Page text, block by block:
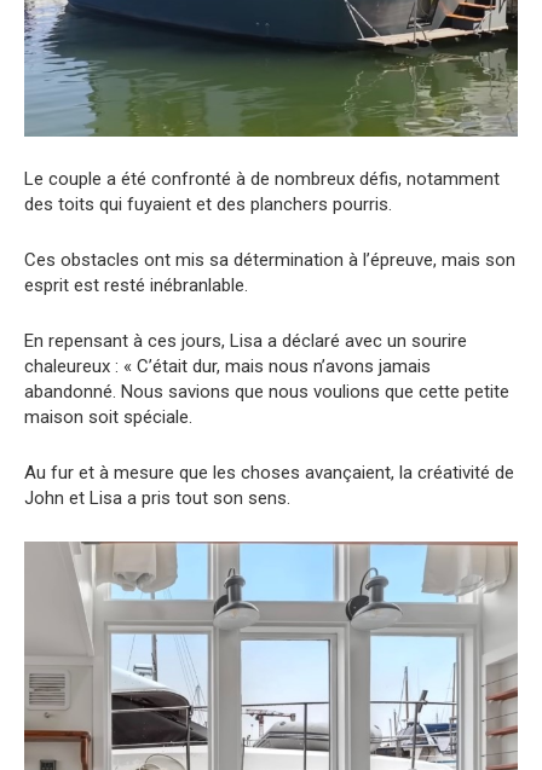
Le couple a été confronté à de nombreux défis, notamment
des toits qui fuyaient et des planchers pourris.
Ces obstacles ont mis sa détermination à l’épreuve, mais son
esprit est resté inébranlable.
En repensant à ces jours, Lisa a déclaré avec un sourire
chaleureux : « C’était dur, mais nous n’avons jamais
abandonné. Nous savions que nous voulions que cette petite
maison soit spéciale.
Au fur et à mesure que les choses avançaient, la créativité de
John et Lisa a pris tout son sens.